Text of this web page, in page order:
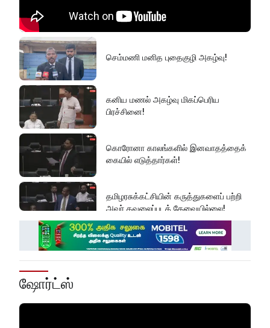
செம்மணி மனித புதைகுழி அகழ்வு!
கனிய மணல் அகழ்வு மிகப்பெரிய
பிரச்சினை!
கொரோனா காலங்களில் இனவாதத்தைக்
கையில் எடுத்தார்கள்!
தமிழரசுக்கட்சியின் கருத்துகளைப் பற்றி
அவர் கவலைப்படத் தேவையில்லை!
இது அதனுடன் சம்பந்தப்பட்ட கேள்விதான்
ஷோர்ட்ஸ்